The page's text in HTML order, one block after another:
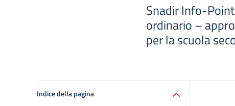
Snadir Info-
ordinario –
per la scuola
Indice della pagina